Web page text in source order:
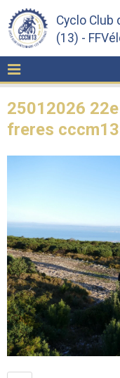
Cyclo Club
(13) -
25012026
freres